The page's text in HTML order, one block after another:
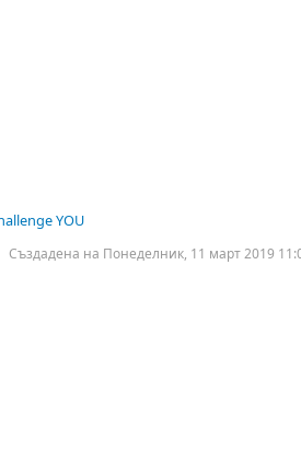
YOU
Създадена на Понеделник, 11 март 2019